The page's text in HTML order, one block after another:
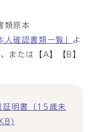
類原本
人確認書類一覧」 よ
または【A】【B】
証明書（15歳未